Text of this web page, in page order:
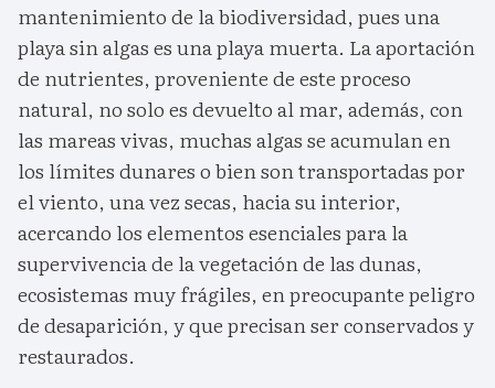
mantenimiento de la biodiversidad, pues una
playa sin algas es una playa muerta. La aportación
de nutrientes, proveniente de este proceso
natural, no solo es devuelto al mar, además, con
las mareas vivas, muchas algas se acumulan en
los límites dunares o bien son transportadas por
el viento, una vez secas, hacia su interior,
acercando los elementos esenciales para la
supervivencia de la vegetación de las dunas,
ecosistemas muy frágiles, en preocupante peligro
de desaparición, y que precisan ser conservados y
restaurados.